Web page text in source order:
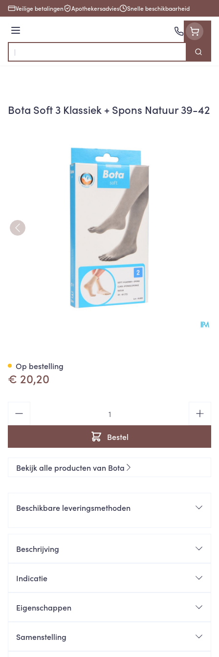
Ga naar de inhoud
Veilige betalingen Apothekersadvies Snelle beschikbaarheid
Menu
Product, merk, categorie...
Zoek
Bota Soft 3 Klassiek + Spons Natuur 39-42
€ 20,20
Bestel
Op bestelling
Bekijk alle producten van Bota
Beschikbare leveringsmethoden
Beschrijving
Indicatie
Eigenschappen
Samenstelling